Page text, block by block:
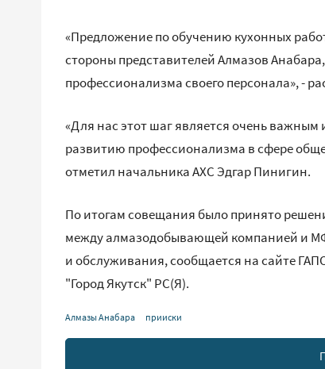
«Предложение по обучению кухонных
стороны представителей Алмазов
профессионализма своего персонала», -
«Для нас этот шаг является очень
развитию профессионализма в сфере
отметил начальника АХС Эдгар Пинигин.
По итогам совещания было принято
между алмазодобывающей компанией и
и обслуживания, сообщается на сайте
"Город Якутск" РС(Я).
Алмазы Анабара прииски